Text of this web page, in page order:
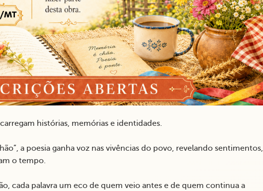
histórias, memórias e identidades.
a poesia ganha voz nas vivências do povo, revelando sentimentos,
o tempo.
cada palavra um eco de quem veio antes e de quem continua a